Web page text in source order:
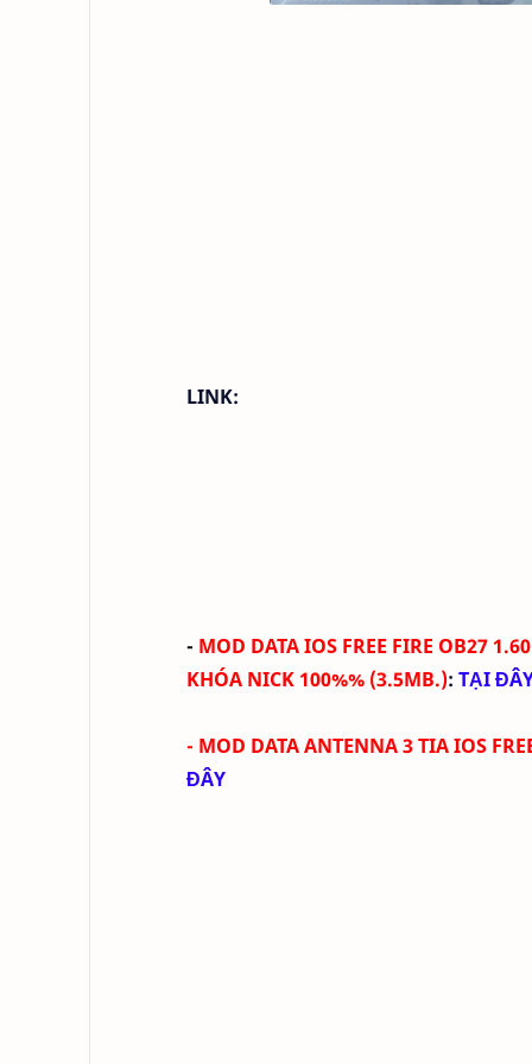
LINK:
- MOD DATA IOS FREE FIRE OB27
KHÓA NICK 100%% (3.5MB.): TẠI
- MOD DATA ANTENNA 3 TIA IOS
ĐÂY